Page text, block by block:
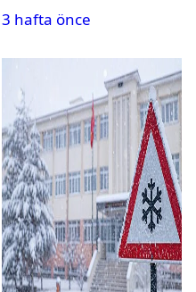
su kesintisi sorgulama
3 hafta önce